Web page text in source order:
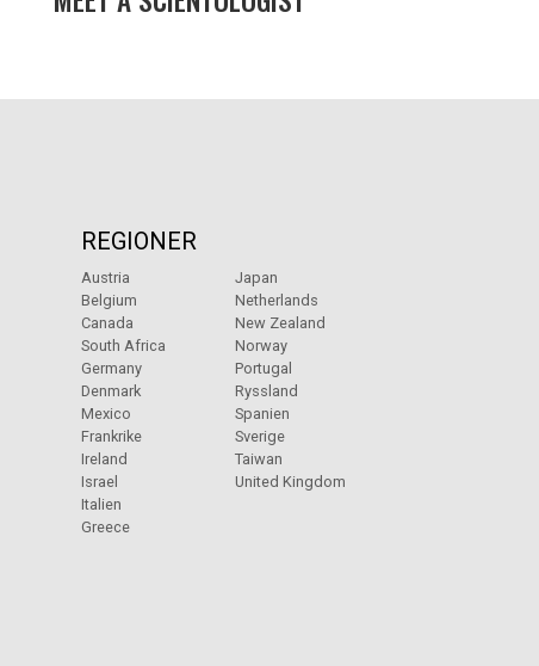
REGIONER
Austria
Belgium
Canada
South Africa
Germany
Denmark
Mexico
Frankrike
Ireland
Israel
Italien
Greece
Japan
Netherlands
New Zealand
Norway
Portugal
Ryssland
Spanien
Sverige
Taiwan
United Kingdom